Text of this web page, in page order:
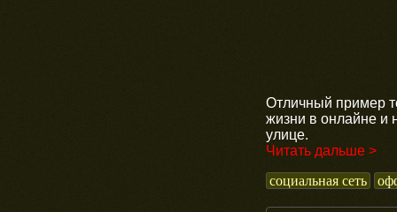
Отличный пример
жизни в онлайне и
улице.
Читать дальше >
социальная сеть